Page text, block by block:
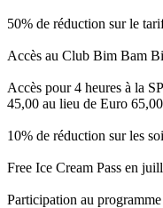
50% de réduction sur le
Accès au Club Bim Bam
Accès pour 4 heures à la
45,00 au lieu de Euro
10% de réduction sur les
Free Ice Cream Pass en
Participation au